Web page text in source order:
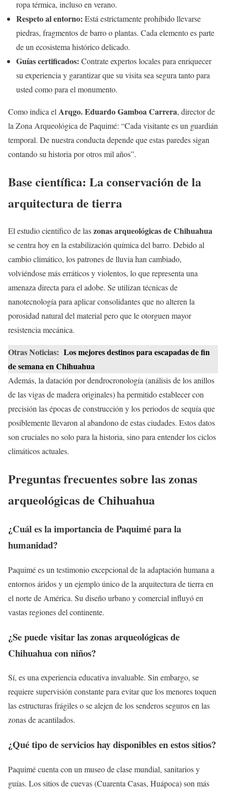
ropa térmica, incluso en verano.
Respeto al entorno: Está estrictamente prohibido llevarse
piedras, fragmentos de barro o plantas. Cada elemento es parte
de un ecosistema histórico delicado.
Guías certificados: Contrate expertos locales para enriquecer
su experiencia y garantizar que su visita sea segura tanto para
usted como para el monumento.
Como indica elArqgo. Eduardo Gamboa Carrera, director de
la Zona Arqueológica de Paquimé: “Cada visitante es un guardián
temporal. De nuestra conducta depende que estas paredes sigan
contando su historia por otros mil años”.
Base científica: La conservación de la
arquitectura de tierra
El estudio científico de laszonas arqueológicas de Chihuahua
se centra hoy en la estabilización química del barro. Debido al
cambio climático, los patrones de lluvia han cambiado,
volviéndose más erráticos y violentos, lo que representa una
amenaza directa para el adobe. Se utilizan técnicas de
nanotecnología para aplicar consolidantes que no alteren la
porosidad natural del material pero que le otorguen mayor
resistencia mecánica.
Otras Noticias: Los mejores destinos para escapadas de fin
de semana en Chihuahua
Además, la datación por dendrocronología (análisis de los anillos
de las vigas de madera originales) ha permitido establecer con
precisión las épocas de construcción y los periodos de sequía que
posiblemente llevaron al abandono de estas ciudades. Estos datos
son cruciales no solo para la historia, sino para entender los ciclos
climáticos actuales.
Preguntas frecuentes sobre las zonas
arqueológicas de Chihuahua
¿Cuál es la importancia de Paquimé para la
humanidad?
Paquimé es un testimonio excepcional de la adaptación humana a
entornos áridos y un ejemplo único de la arquitectura de tierra en
el norte de América. Su diseño urbano y comercial influyó en
vastas regiones del continente.
¿Se puede visitar las zonas arqueológicas de
Chihuahua con niños?
Sí, es una experiencia educativa invaluable. Sin embargo, se
requiere supervisión constante para evitar que los menores toquen
las estructuras frágiles o se alejen de los senderos seguros en las
zonas de acantilados.
¿Qué tipo de servicios hay disponibles en estos sitios?
Paquimé cuenta con un museo de clase mundial, sanitarios y
guías. Los sitios de cuevas (Cuarenta Casas, Huápoca) son más